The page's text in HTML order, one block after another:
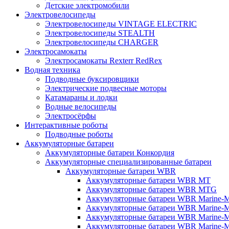
Детские электромобили
Электровелосипеды
Электровелосипеды VINTAGE ELECTRIC
Электровелосипеды STEALTH
Электровелосипеды CHARGER
Электросамокаты
Электросамокаты Rexterr RedRex
Водная техника
Подводные буксировщики
Электрические подвесные моторы
Катамараны и лодки
Водные велосипеды
Электросёрфы
Интерактивные роботы
Подводные роботы
Аккумуляторные батареи
Аккумуляторные батареи Конкордия
Аккумуляторные специализированные батареи
Аккумуляторные батареи WBR
Аккумуляторные батареи WBR MT
Аккумуляторные батареи WBR MTG
Аккумуляторные батареи WBR Marine-
Аккумуляторные батареи WBR Marine-
Аккумуляторные батареи WBR Marine-
Аккумуляторные батареи WBR Marine-